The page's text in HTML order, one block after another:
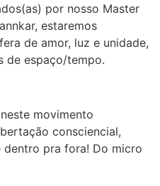
por nosso Master
estaremos
de amor, luz e unidade,
de espaço/tempo.
movimento
consciencial,
pra fora! Do micro